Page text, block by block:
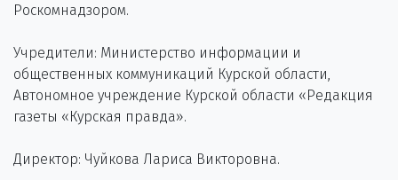
Роскомнадзором.
Учредители: Министерство информации и
общественных коммуникаций Курской области,
Автономное учреждение Курской области «Редакция
газеты «Курская правда».
Директор: Чуйкова Лариса Викторовна.